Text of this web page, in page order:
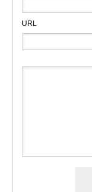
URL